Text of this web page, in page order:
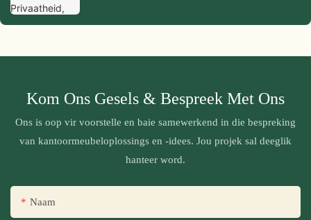
Kom Ons Gesels & Bespreek Met Ons
Ons is oop vir voorstelle en baie samewerkend in die bespreking
van kantoormeubeloplossings en -idees. Jou projek sal deeglik
hanteer word.
Naam